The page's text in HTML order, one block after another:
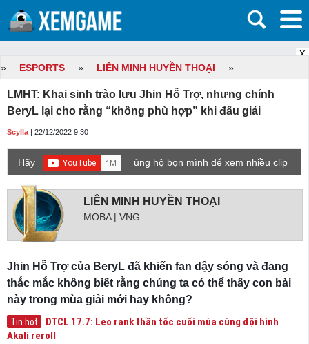
X
» ESPORTS » LIÊN MINH HUYỀN THOẠI »
LMHT: Khai sinh trào lưu Jhin Hỗ Trợ, nhưng chính
BeryL lại cho rằng “không phù hợp” khi đấu giải
Scylla | 22/12/2022 9:30
Hãy
ủng hộ bọn mình để xem nhiều clip
LIÊN MINH HUYỀN THOẠI
MOBA | VNG
Jhin Hỗ Trợ của BeryL đã khiến fan dậy sóng và đang
thắc mắc không biết rằng chúng ta có thể thấy con bài
này trong mùa giải mới hay không?
Tin hot
ĐTCL 17.7: Leo rank thần tốc cuối mùa cùng đội hình
Akali reroll